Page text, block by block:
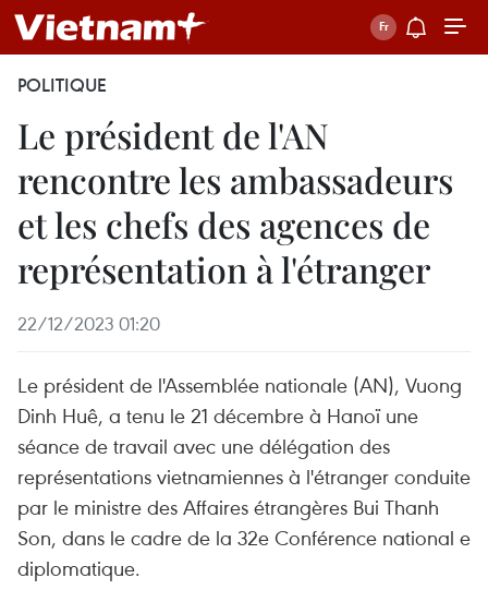
POLITIQUE
Le président de l'AN
rencontre les ambassadeurs
et les chefs des agences de
représentation à l'étranger
22/12/2023 01:20
Le président de l'Assemblée nationale (AN), Vuong
Dinh Huê, a tenu le 21 décembre à Hanoï une
séance de travail avec une délégation des
représentations vietnamiennes à l'étranger conduite
par le ministre des Affaires étrangères Bui Thanh
Son, dans le cadre de la 32e Conférence national e
diplomatique.